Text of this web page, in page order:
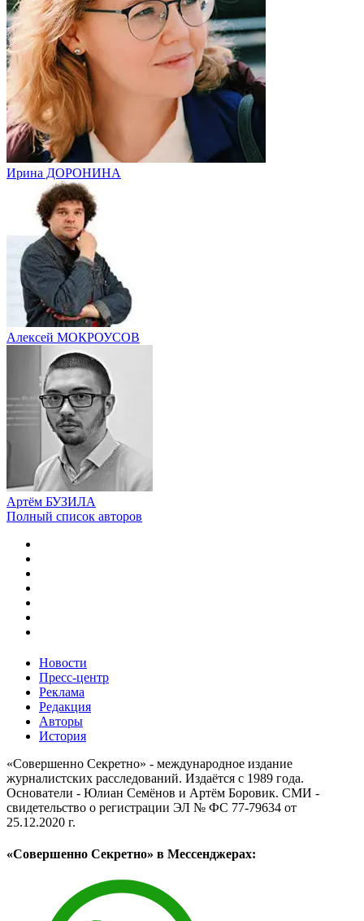
Ирина ДОРОНИНА
Алексей МОКРОУСОВ
Артём БУЗИЛА
Полный список авторов
Новости
Пресс-центр
Реклама
Редакция
Авторы
История
«Совершенно Секретно» - международное издание
журналистских расследований. Издаётся с 1989 года.
Основатели - Юлиан Семёнов и Артём Боровик. CМИ -
свидетельство о регистрации ЭЛ № ФС 77-79634 от
25.12.2020 г.
«Совершенно Секретно» в Мессенджерах: